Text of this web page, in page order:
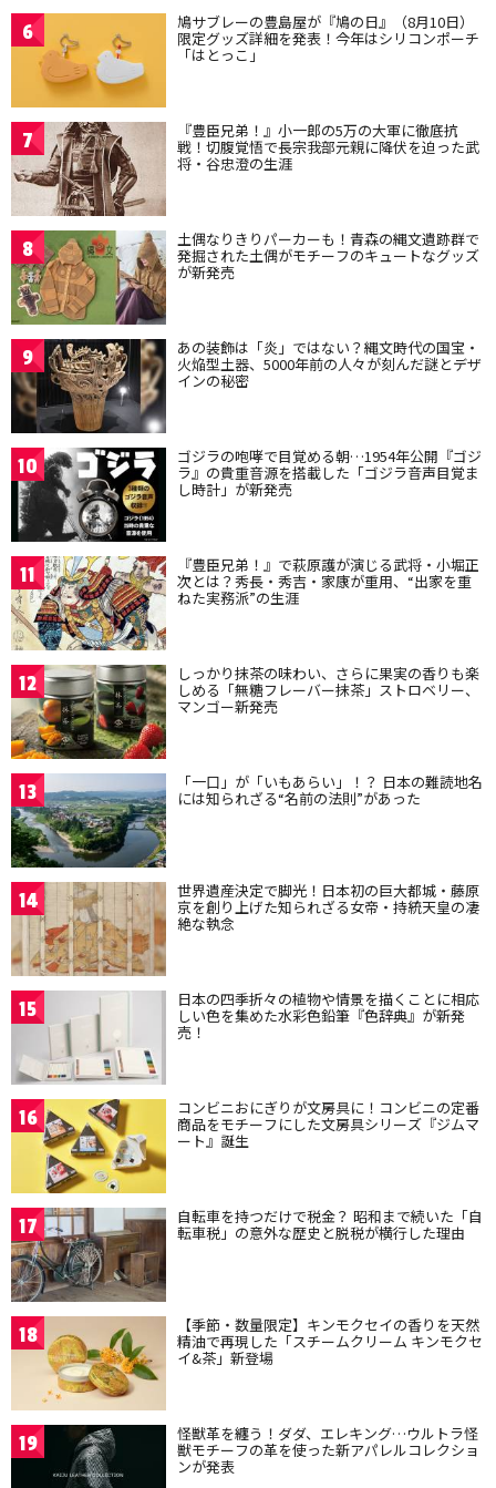
6 鳩サブレーの豊島屋が『鳩の日』（8月10日）
限定グッズ詳細を発表！今年はシリコンポーチ
「はとっこ」
7 『豊臣兄弟！』小一郎の5万の大軍に徹底抗
戦！切腹覚悟で長宗我部元親に降伏を迫った武
将・谷忠澄の生涯
8 土偶なりきりパーカーも！青森の縄文遺跡群で
発掘された土偶がモチーフのキュートなグッズ
が新発売
9 あの装飾は「炎」ではない？縄文時代の国宝・
火焔型土器、5000年前の人々が刻んだ謎とデザ
インの秘密
10 ゴジラの咆哮で目覚める朝…1954年公開『ゴジ
ラ』の貴重音源を搭載した「ゴジラ音声目覚ま
し時計」が新発売
11 『豊臣兄弟！』で萩原護が演じる武将・小堀正
次とは？秀長・秀吉・家康が重用、“出家を重
ねた実務派”の生涯
12 しっかり抹茶の味わい、さらに果実の香りも楽
しめる「無糖フレーバー抹茶」ストロベリー、
マンゴー新発売
13 「一口」が「いもあらい」！？ 日本の難読地名
には知られざる“名前の法則”があった
14 世界遺産決定で脚光！日本初の巨大都城・藤原
京を創り上げた知られざる女帝・持統天皇の凄
絶な執念
15 日本の四季折々の植物や情景を描くことに相応
しい色を集めた水彩色鉛筆『色辞典』が新発
売！
16 コンビニおにぎりが文房具に！コンビニの定番
商品をモチーフにした文房具シリーズ『ジムマ
ート』誕生
17 自転車を持つだけで税金？ 昭和まで続いた「自
転車税」の意外な歴史と脱税が横行した理由
18 【季節・数量限定】キンモクセイの香りを天然
精油で再現した「スチームクリーム キンモクセ
イ&茶」新登場
19 怪獣革を纏う！ダダ、エレキング…ウルトラ怪
獣モチーフの革を使った新アパレルコレクショ
ンが発表